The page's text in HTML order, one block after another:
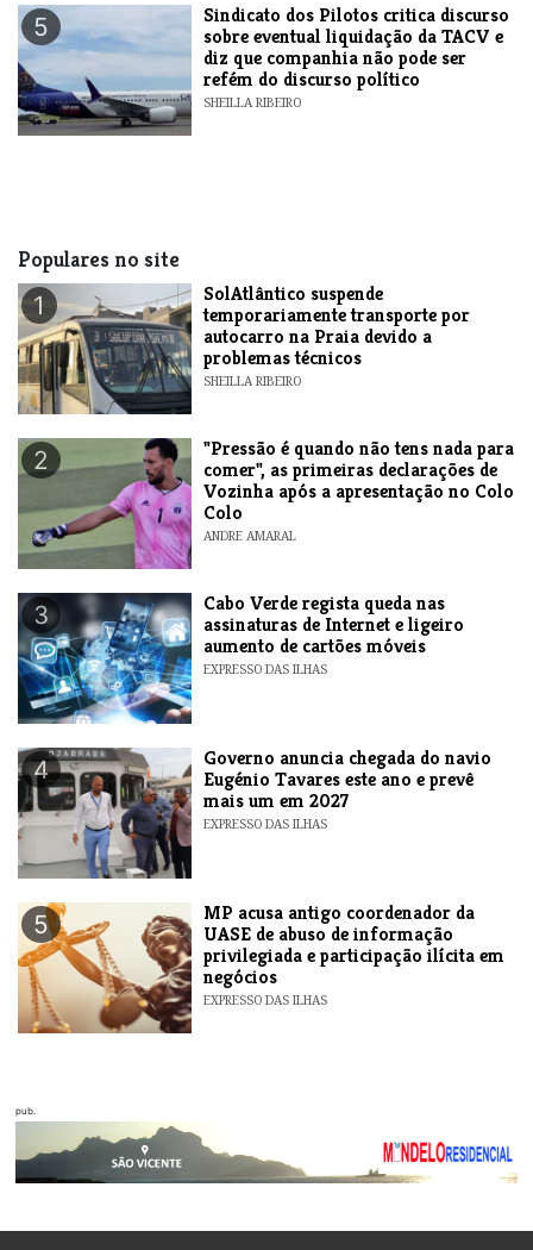
5
Sindicato dos Pilotos critica discurso
sobre eventual liquidação da TACV e
diz que companhia não pode ser
refém do discurso político
SHEILLA RIBEIRO
Populares no site
1
SolAtlântico suspende
temporariamente transporte por
autocarro na Praia devido a
problemas técnicos
SHEILLA RIBEIRO
2
"Pressão é quando não tens nada para
comer", as primeiras declarações de
Vozinha após a apresentação no Colo
Colo
ANDRE AMARAL
3
Cabo Verde regista queda nas
assinaturas de Internet e ligeiro
aumento de cartões móveis
EXPRESSO DAS ILHAS
4
Governo anuncia chegada do navio
Eugénio Tavares este ano e prevê
mais um em 2027
EXPRESSO DAS ILHAS
5
MP acusa antigo coordenador da
UASE de abuso de informação
privilegiada e participação ilícita em
negócios
EXPRESSO DAS ILHAS
pub.